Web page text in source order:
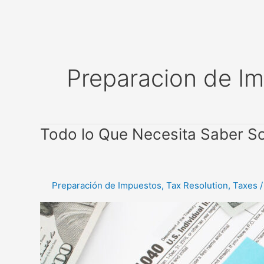
Preparacion de
Todo lo Que Necesita Saber
Preparación de Impuestos, Tax Resolution, Taxes /
Todo
Saber
Sobre
la
Presentación
de
Sus